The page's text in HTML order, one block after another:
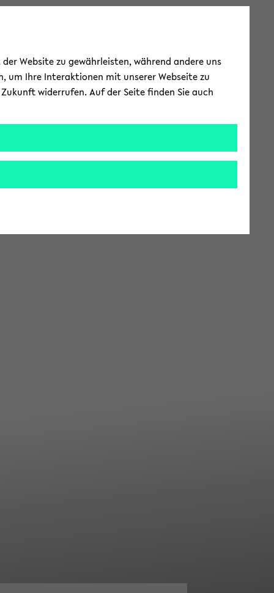
Website zu gewährleisten, während andere uns
um Ihre Interaktionen mit unserer Webseite zu
widerrufen. Auf der Seite finden Sie auch